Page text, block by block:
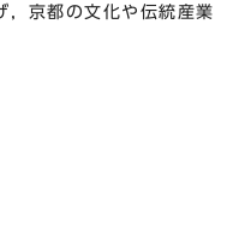
，京都の文化や伝統産業